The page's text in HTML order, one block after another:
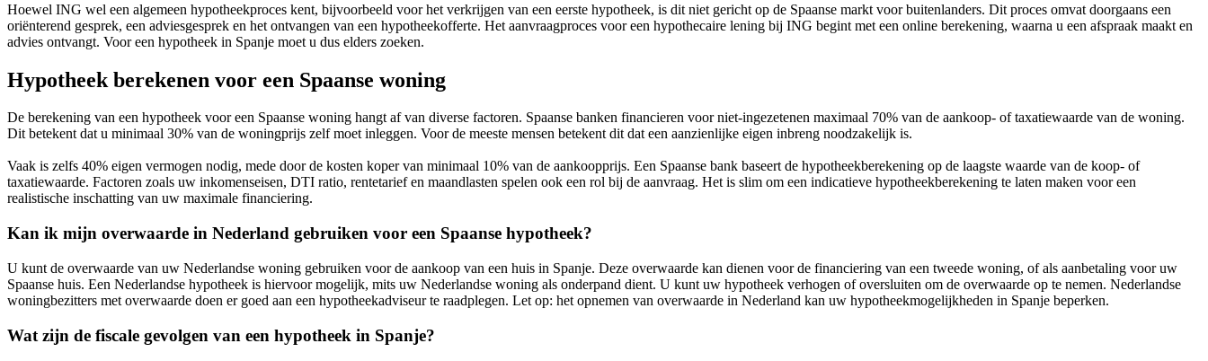
Hoewel ING wel een algemeen hypotheekproces kent, bijvoorbeeld voor het verkrijgen van een eerste hypotheek, is dit niet gericht op de Spaanse markt voor buitenlanders. Dit proces omvat doorgaans een
oriënterend gesprek, een adviesgesprek en het ontvangen van een hypotheekofferte. Het aanvraagproces voor een hypothecaire lening bij ING begint met een online berekening, waarna u een afspraak maakt en
advies ontvangt. Voor een hypotheek in Spanje moet u dus elders zoeken.
Hypotheek berekenen voor een Spaanse woning
De berekening van een hypotheek voor een Spaanse woning hangt af van diverse factoren. Spaanse banken financieren voor niet-ingezetenen maximaal 70% van de aankoop- of taxatiewaarde van de woning.
Dit betekent dat u minimaal 30% van de woningprijs zelf moet inleggen. Voor de meeste mensen betekent dit dat een aanzienlijke eigen inbreng noodzakelijk is.
Vaak is zelfs 40% eigen vermogen nodig, mede door de kosten koper van minimaal 10% van de aankoopprijs. Een Spaanse bank baseert de hypotheekberekening op de laagste waarde van de koop- of
taxatiewaarde. Factoren zoals uw inkomenseisen, DTI ratio, rentetarief en maandlasten spelen ook een rol bij de aanvraag. Het is slim om een indicatieve hypotheekberekening te laten maken voor een
realistische inschatting van uw maximale financiering.
Kan ik mijn overwaarde in Nederland gebruiken voor een Spaanse hypotheek?
U kunt de overwaarde van uw Nederlandse woning gebruiken voor de aankoop van een huis in Spanje. Deze overwaarde kan dienen voor de financiering van een tweede woning, of als aanbetaling voor uw
Spaanse huis. Een Nederlandse hypotheek is hiervoor mogelijk, mits uw Nederlandse woning als onderpand dient. U kunt uw hypotheek verhogen of oversluiten om de overwaarde op te nemen. Nederlandse
woningbezitters met overwaarde doen er goed aan een hypotheekadviseur te raadplegen. Let op: het opnemen van overwaarde in Nederland kan uw hypotheekmogelijkheden in Spanje beperken.
Wat zijn de fiscale gevolgen van een hypotheek in Spanje?